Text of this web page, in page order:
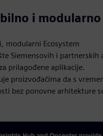
i modularno
modularni Ecosystem
Siemensovih i partnerskih
prilagođene aplikacije.
proizvođačima da s
bez ponovne arhitekture